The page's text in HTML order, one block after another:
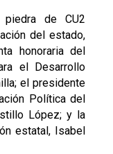
de CU2
del estado,
honoraria del
el Desarrollo
el presidente
Política del
López; y la
estatal, Isabel